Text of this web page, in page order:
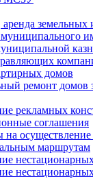
земельных
домов
ремонт домов
рекламных
соглашения
на осуществление
маршрутам